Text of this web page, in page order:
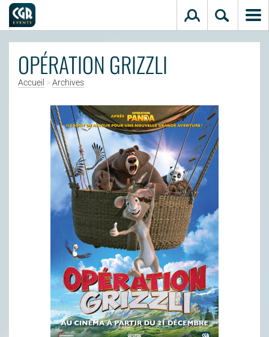
Aller au contenu principal
OPÉRATION GRIZZLI
Accueil >Archives